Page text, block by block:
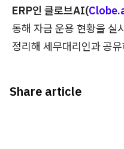
ERP인 클로브AI(
동해 자금 운용 현황을 실
정리해 세무대리인과 공
Share article